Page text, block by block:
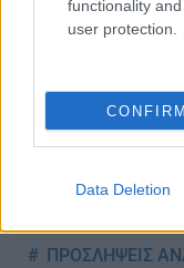
functionality
user protection.
CONFIRM
Data Deletion
Στην Κατηγορία:
ΕΙΔΙΚΗ ΑΓΩΓΗ
ΠΡΟΣΛΗΨΕΙΣ
ΠΡΟΣΛΗΨΕΙΣ